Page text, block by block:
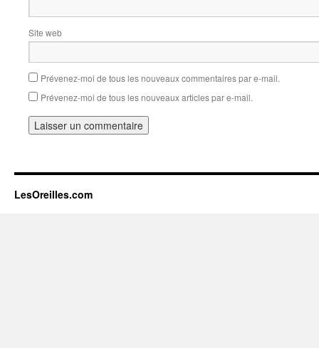
Site web
Prévenez-moi de tous les nouveaux commentaires par e-mail.
Prévenez-moi de tous les nouveaux articles par e-mail.
LesOreilles.com